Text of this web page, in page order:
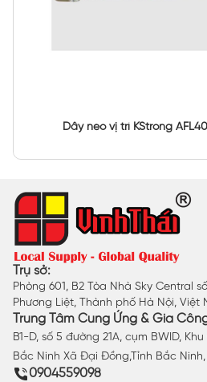
Dây neo vị trí KStrong
Trụ sở:
Phòng 601, B2 Tòa Nhà Sky Central
Phương Liệt, Thành phố Hà Nội, Việt
Trung Tâm Cung Ứng & Gia
B1-D, số 5 đường 21A, cụm BWID,
Bắc Ninh Xã Đại Đồng,Tỉnh Bắc
0904559098